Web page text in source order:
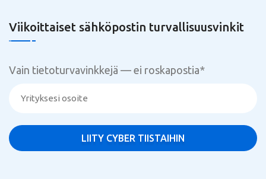
Viikoittaiset sähköpostin turvallisuusvinkit
Vain tietoturvavinkkejä — ei roskapostia*